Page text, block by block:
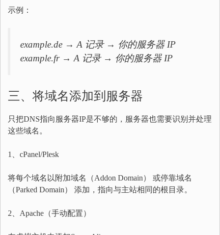
示例：
example.de → A 记录 → 你的服务器 IP
example.fr → A 记录 → 你的服务器 IP
三、将域名添加到服务器
只把DNS指向服务器IP是不够的，服务器也需要识别并处理
这些域名。
1、cPanel/Plesk
将每个域名以附加域名（Addon Domain） 或停靠域名
（Parked Domain） 添加，指向与主站相同的根目录。
2、Apache（手动配置）